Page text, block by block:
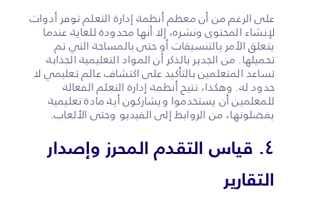
على الرغم من أن معظم أنظمة إدارة التعلم توفر أدوات
لإنشاء المحتوى ونشره، إلا أنها محدودة للغاية عندما
يتعلق الأمر بالتنسيقات أو حتى بالمساحة التي تم
تحميلها. من الجدير بالذكر أن المواد التعليمية الجذابة
تساعد المتعلمين بالتأكيد على اكتشاف عالم تعليمي لا
حدود له. وهكذا، تتيح أنظمة إدارة التعلم الفعالة
للمعلمين أن يستخدموا ويشاركون أية مادة تعليمية
يفضلونها، من الروابط إلى الفيديو وحتى الألعاب.
٤. قياس التقدم المحرز وإصدار
التقارير